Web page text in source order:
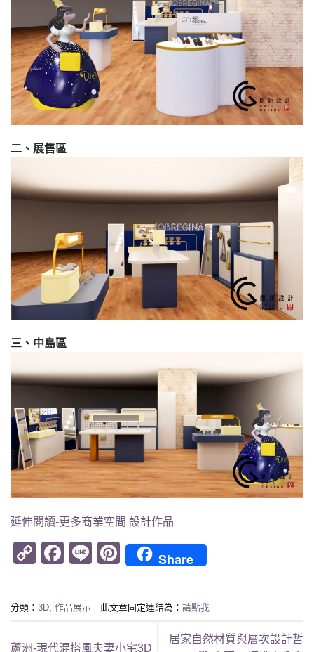
二、展售區
三、中島區
延伸閱讀-更多商業空間 設計作品
CopyFacebook
LinePinterest
Share
分類： 3D, 作品展示 此文章固定連結為： 請點我
蘆洲-現代混搭風夫妻小宅3D
居家自然材質與層次設計哲